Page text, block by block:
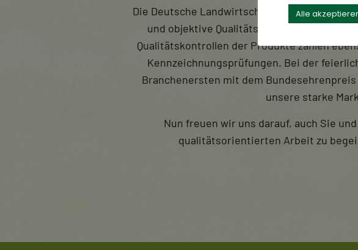
Die Deutsche Landwirtschafts-Gesellschaft
und objektive Qualitätsprüfungen in der
Qualitätskontrollen der Produkte zählen
Kennzeichnungsprüfungen. Bei der
Branchenersten mit dem
unsere starke
Nun freuen wir uns darauf, auch Sie
qualitätsorientierten Arbeit zu
Alle